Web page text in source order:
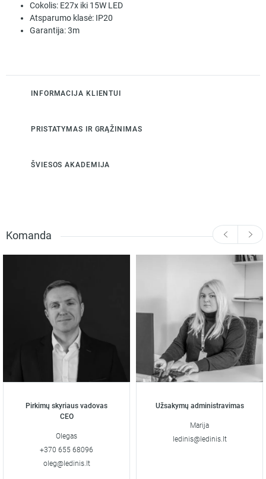
Cokolis: E27x iki 15W LED
Atsparumo klasė: IP20
Garantija:3m
INFORMACIJA KLIENTUI
PRISTATYMAS IR GRĄŽINIMAS
ŠVIESOS AKADEMIJA
Komanda
Pirkimų skyriaus vadovas
CEO
Olegas
+370 655 68096
oleg@ledinis.lt
Užsakymų administravimas
Marija
ledinis@ledinis.lt